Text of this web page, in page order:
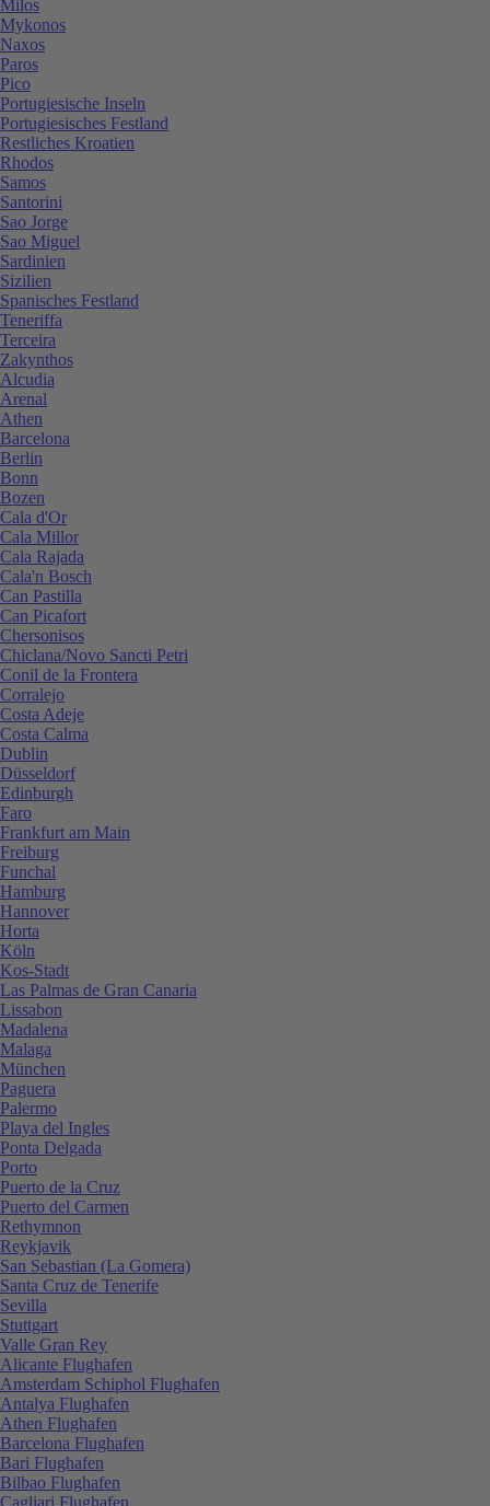
Milos
Mykonos
Naxos
Paros
Pico
Portugiesische Inseln
Portugiesisches Festland
Restliches Kroatien
Rhodos
Samos
Santorini
Sao Jorge
Sao Miguel
Sardinien
Sizilien
Spanisches Festland
Teneriffa
Terceira
Zakynthos
Alcudia
Arenal
Athen
Barcelona
Berlin
Bonn
Bozen
Cala d'Or
Cala Millor
Cala Rajada
Cala'n Bosch
Can Pastilla
Can Picafort
Chersonisos
Chiclana/Novo Sancti Petri
Conil de la Frontera
Corralejo
Costa Adeje
Costa Calma
Dublin
Düsseldorf
Edinburgh
Faro
Frankfurt am Main
Freiburg
Funchal
Hamburg
Hannover
Horta
Köln
Kos-Stadt
Las Palmas de Gran Canaria
Lissabon
Madalena
Malaga
München
Paguera
Palermo
Playa del Ingles
Ponta Delgada
Porto
Puerto de la Cruz
Puerto del Carmen
Rethymnon
Reykjavik
San Sebastian (La Gomera)
Santa Cruz de Tenerife
Sevilla
Stuttgart
Valle Gran Rey
Alicante Flughafen
Amsterdam Schiphol Flughafen
Antalya Flughafen
Athen Flughafen
Barcelona Flughafen
Bari Flughafen
Bilbao Flughafen
Cagliari Flughafen